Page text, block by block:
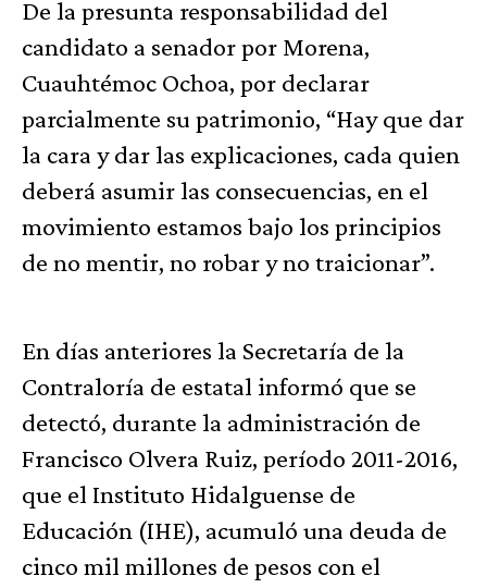
De la presunta responsabilidad del
candidato a senador por Morena,
Cuauhtémoc Ochoa, por declarar
parcialmente su patrimonio, “Hay que dar
la cara y dar las explicaciones, cada quien
deberá asumir las consecuencias, en el
movimiento estamos bajo los principios
de no mentir, no robar y no traicionar”.
En días anteriores la Secretaría de la
Contraloría de estatal informó que se
detectó, durante la administración de
Francisco Olvera Ruiz, período 2011-2016,
que el Instituto Hidalguense de
Educación (IHE), acumuló una deuda de
cinco mil millones de pesos con el